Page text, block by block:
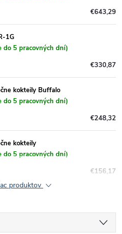
€643,29
1G
do 5 pracovných dní)
€330,87
kokteily Buffalo
do 5 pracovných dní)
€248,32
kokteily
do 5 pracovných dní)
€156,17
produktov